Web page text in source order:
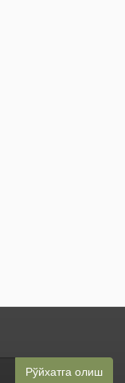
Рўйхатга олиш